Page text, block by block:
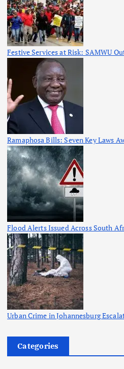
Festive Services at Risk: SAMWU
Ramaphosa Bills: Seven Key Laws
Flood Alerts Issued Across South
Urban Crime in Johannesburg
Categories